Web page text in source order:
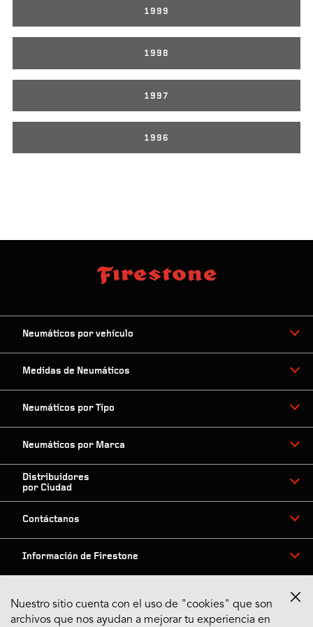
1999
1998
1997
1996
Neumáticos por vehículo
Medidas de Neumáticos
Neumáticos por Tipo
Neumáticos por Marca
Distribuidores
por Ciudad
Contáctanos
Información de Firestone
Síguenos en Redes
Nuestro sitio cuenta con el uso de "cookies" que son
archivos que nos ayudan a mejorar tu experiencia en